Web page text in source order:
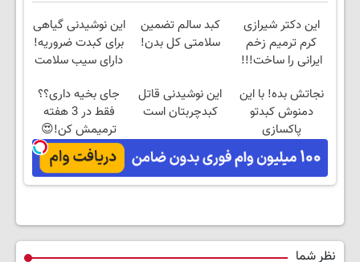
این دکتر شیرازی
کرم ترمیم زخم
ایرانی را ساخت!!!
کبد سالم تضمین
سلامتی کل بدن!
این نوشیدنی گیاهی
برای کبدت ضروریه!
دارای سیب سلامت
نجاتش بده! با این
دمنوش کبدتو
پاکسازی
کن+ضمانت
مرجوعی
این نوشیدنی قاتل
کبدچربتان است
جای بخیه داری؟؟
فقط در 3 هفته
ترمیمش کن!😍
نظر شما